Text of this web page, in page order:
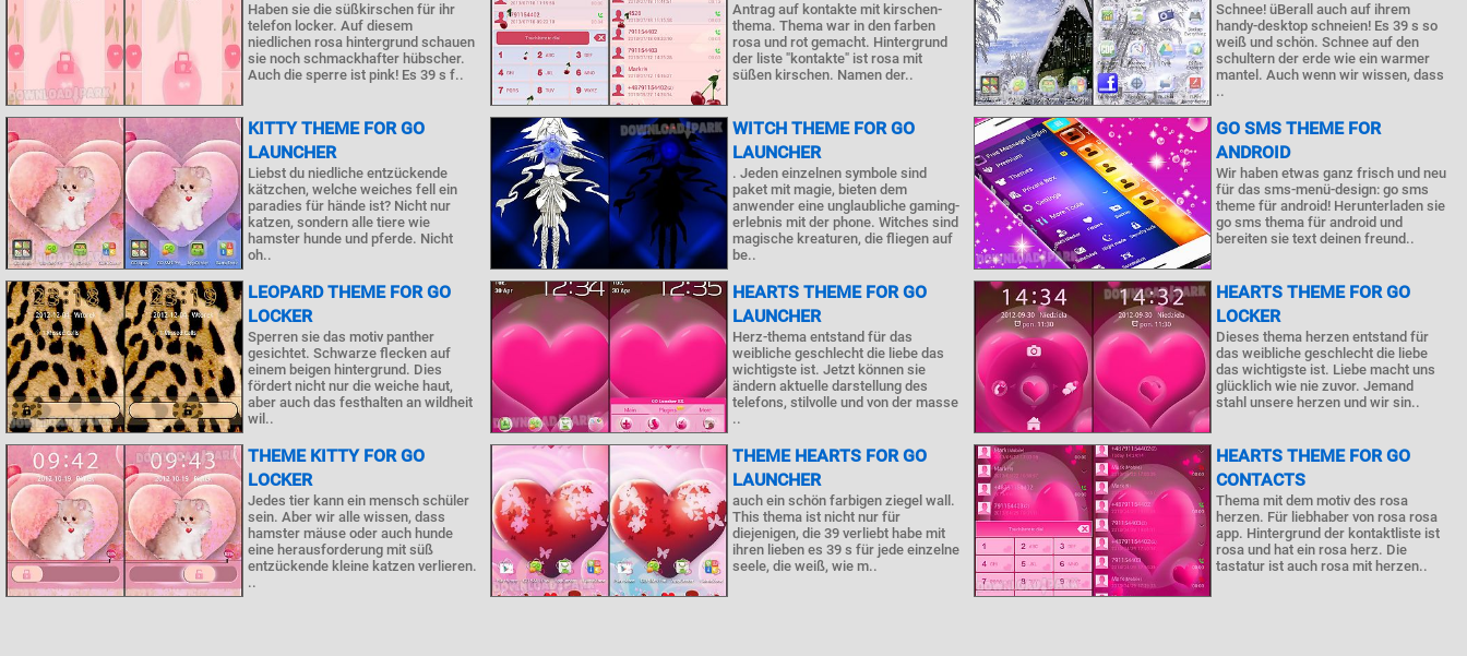
Haben sie die süßkirschen für ihr
telefon locker. Auf diesem
niedlichen rosa hintergrund schauen
sie noch schmackhafter hübscher.
Auch die sperre ist pink! Es 39 s f..
Antrag auf kontakte mit kirschen-
thema. Thema war in den farben
rosa und rot gemacht. Hintergrund
der liste "kontakte" ist rosa mit
süßen kirschen. Namen der..
Schnee! üBerall auch auf ihrem
handy-desktop schneien! Es 39 s so
weiß und schön. Schnee auf den
schultern der erde wie ein warmer
mantel. Auch wenn wir wissen, dass
..
KITTY THEME FOR GO
LAUNCHER
Liebst du niedliche entzückende
kätzchen, welche weiches fell ein
paradies für hände ist? Nicht nur
katzen, sondern alle tiere wie
hamster hunde und pferde. Nicht
oh..
WITCH THEME FOR GO
LAUNCHER
. Jeden einzelnen symbole sind
paket mit magie, bieten dem
anwender eine unglaubliche gaming-
erlebnis mit der phone. Witches sind
magische kreaturen, die fliegen auf
be..
GO SMS THEME FOR
ANDROID
Wir haben etwas ganz frisch und neu
für das sms-menü-design: go sms
theme für android! Herunterladen sie
go sms thema für android und
bereiten sie text deinen freund..
LEOPARD THEME FOR GO
LOCKER
Sperren sie das motiv panther
gesichtet. Schwarze flecken auf
einem beigen hintergrund. Dies
fördert nicht nur die weiche haut,
aber auch das festhalten an wildheit
wil..
HEARTS THEME FOR GO
LAUNCHER
Herz-thema entstand für das
weibliche geschlecht die liebe das
wichtigste ist. Jetzt können sie
ändern aktuelle darstellung des
telefons, stilvolle und von der masse
..
HEARTS THEME FOR GO
LOCKER
Dieses thema herzen entstand für
das weibliche geschlecht die liebe
das wichtigste ist. Liebe macht uns
glücklich wie nie zuvor. Jemand
stahl unsere herzen und wir sin..
THEME KITTY FOR GO
LOCKER
Jedes tier kann ein mensch schüler
sein. Aber wir alle wissen, dass
hamster mäuse oder auch hunde
eine herausforderung mit süß
entzückende kleine katzen verlieren.
..
THEME HEARTS FOR GO
LAUNCHER
auch ein schön farbigen ziegel wall.
This thema ist nicht nur für
diejenigen, die 39 verliebt habe mit
ihren lieben es 39 s für jede einzelne
seele, die weiß, wie m..
HEARTS THEME FOR GO
CONTACTS
Thema mit dem motiv des rosa
herzen. Für liebhaber von rosa rosa
app. Hintergrund der kontaktliste ist
rosa und hat ein rosa herz. Die
tastatur ist auch rosa mit herzen..